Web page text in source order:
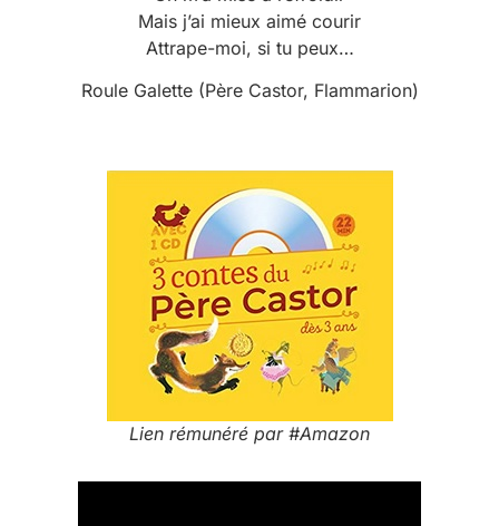
Mais j’ai mieux aimé courir
Attrape-moi, si tu peux…
Roule Galette (Père Castor, Flammarion)
Lien rémunéré par #Amazon